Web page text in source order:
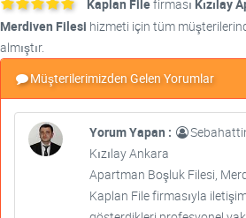
Kaplan Filefirması Kızılay
Merdiven Filesi hizmeti için tüm
almıştır.
Müşterilerimizden Gelen Yorumlar
Yorum Yapan :
Kızılay Ankara
Apartman Boşluk Filesi,
Kaplan File firmasıyla